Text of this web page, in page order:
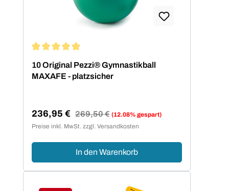
10 Original Pezzi® Gymnastikball
MAXAFE - platzsicher
Verkaufspreis:
236,95 € Regulärer Preis:
269,50 € (12.08% gespart)
Preise inkl. MwSt. zzgl. Versandkosten
In den Warenkorb